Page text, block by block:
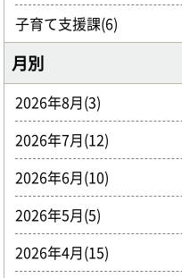
子育て支援課(6)
月別
2026年8月(3)
2026年7月(12)
2026年6月(10)
2026年5月(5)
2026年4月(15)